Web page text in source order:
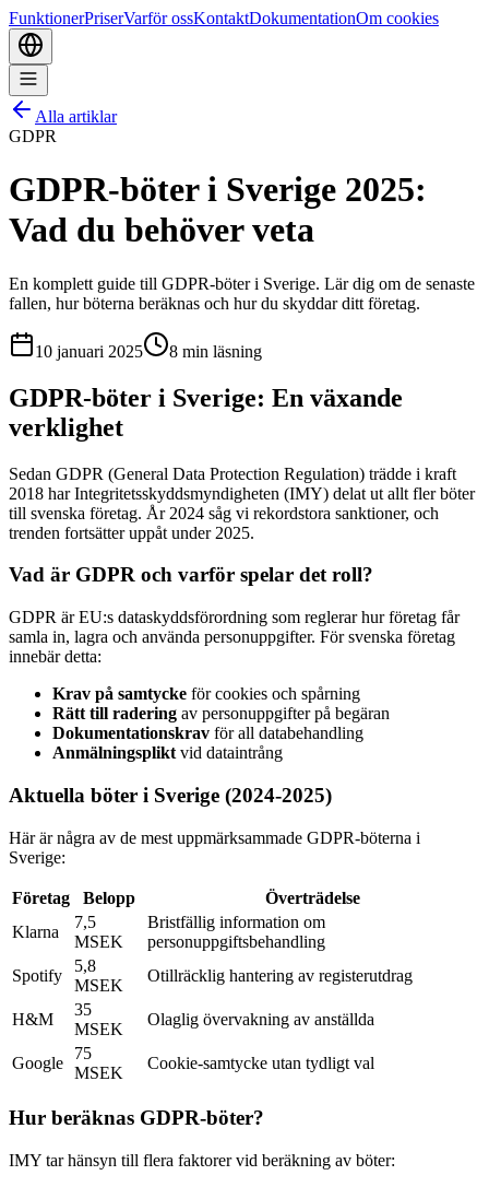
FunktionerPriserVarför ossKontaktDokumentationOm cookies
Alla artiklar
GDPR
GDPR-böter i Sverige 2025:
Vad du behöver veta
En komplett guide till GDPR-böter i Sverige. Lär dig om de senaste
fallen, hur böterna beräknas och hur du skyddar ditt företag.
10 januari 2025 8 min läsning
GDPR-böter i Sverige: En växande
verklighet
Sedan GDPR (General Data Protection Regulation) trädde i kraft
2018 har Integritetsskyddsmyndigheten (IMY) delat ut allt fler böter
till svenska företag. År 2024 såg vi rekordstora sanktioner, och
trenden fortsätter uppåt under 2025.
Vad är GDPR och varför spelar det roll?
GDPR är EU:s dataskyddsförordning som reglerar hur företag får
samla in, lagra och använda personuppgifter. För svenska företag
innebär detta:
Krav på samtycke för cookies och spårning
Rätt till radering av personuppgifter på begäran
Dokumentationskrav för all databehandling
Anmälningsplikt vid dataintrång
Aktuella böter i Sverige (2024-2025)
Här är några av de mest uppmärksammade GDPR-böterna i
Sverige:
Företag Belopp
Överträdelse
Klarna
7,5
MSEK
Bristfällig information om
personuppgiftsbehandling
Spotify
5,8
MSEK
Otillräcklig hantering av registerutdrag
H&M
35
MSEK
Olaglig övervakning av anställda
Google
75
MSEK
Cookie-samtycke utan tydligt val
Hur beräknas GDPR-böter?
IMY tar hänsyn till flera faktorer vid beräkning av böter: